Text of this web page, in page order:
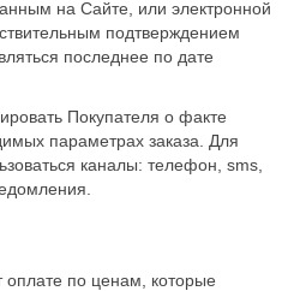
на Сайте, или электронной
подтверждением
последнее по дате
Покупателя о факте
параметрах заказа. Для
каналы: телефон, sms,
оплате по ценам, которые